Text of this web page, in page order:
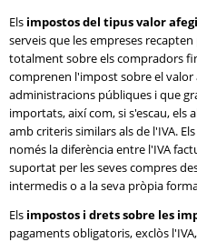
Els impostos del tipus valor
serveis que les empreses
totalment sobre els compradors
comprenen l'impost sobre el valor
administracions públiques i que
importats, així com, si s'escau,
amb criteris similars als de l'IVA.
només la diferència entre l'IVA
suportat per les seves compres
intermedis o a la seva pròpia
Els impostos i drets sobre les
pagaments obligatoris, exclòs